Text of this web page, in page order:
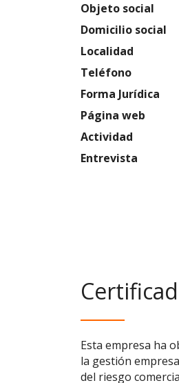
Objeto social
Domicilio social
Localidad
Teléfono
Forma Jurídica
Página web
Actividad
Entrevista
Esta empresa ha
la gestión
del riesgo